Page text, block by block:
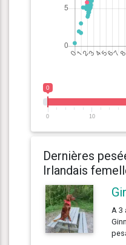
0
0 10
Dernières
Irlandais
A 3